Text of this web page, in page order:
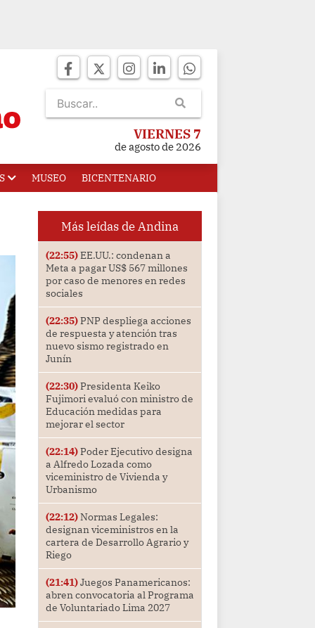
VIERNES 7
de agosto de 2026
MUSEO BICENTENARIO
Más leídas de Andina
(22:55)EE.UU.: condenan a
Meta a pagar US$ 567 millones
por caso de menores en redes
sociales
(22:35)PNP despliega acciones
de respuesta y atención tras
nuevo sismo registrado en
Junín
(22:30)Presidenta Keiko
Fujimori evaluó con ministro de
Educación medidas para
mejorar el sector
(22:14)Poder Ejecutivo designa
a Alfredo Lozada como
viceministro de Vivienda y
Urbanismo
(22:12)Normas Legales:
designan viceministros en la
cartera de Desarrollo Agrario y
Riego
(21:41)Juegos Panamericanos:
abren convocatoria al Programa
de Voluntariado Lima 2027